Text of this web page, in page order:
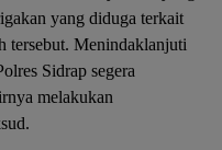
yang diduga terkait
tersebut. Menindaklanjuti
Sidrap segera
melakukan